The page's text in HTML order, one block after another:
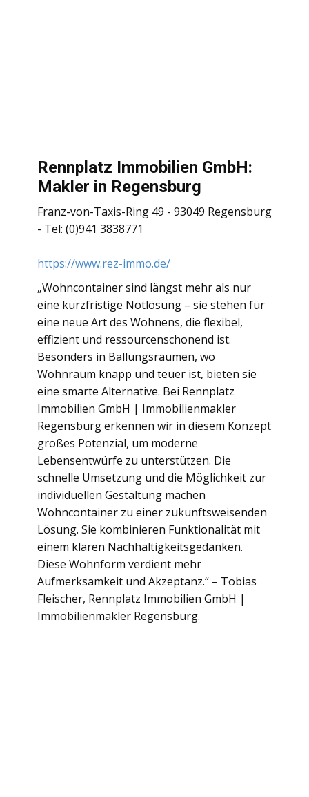
Rennplatz Immobilien GmbH:
Makler in Regensburg
Franz-von-Taxis-Ring 49 - 93049 Regensburg
- Tel: (0)941 3838771
https://www.rez-immo.de/
„Wohncontainer sind längst mehr als nur
eine kurzfristige Notlösung – sie stehen für
eine neue Art des Wohnens, die flexibel,
effizient und ressourcenschonend ist.
Besonders in Ballungsräumen, wo
Wohnraum knapp und teuer ist, bieten sie
eine smarte Alternative. Bei Rennplatz
Immobilien GmbH | Immobilienmakler
Regensburg erkennen wir in diesem Konzept
großes Potenzial, um moderne
Lebensentwürfe zu unterstützen. Die
schnelle Umsetzung und die Möglichkeit zur
individuellen Gestaltung machen
Wohncontainer zu einer zukunftsweisenden
Lösung. Sie kombinieren Funktionalität mit
einem klaren Nachhaltigkeitsgedanken.
Diese Wohnform verdient mehr
Aufmerksamkeit und Akzeptanz.“ – Tobias
Fleischer, Rennplatz Immobilien GmbH |
Immobilienmakler Regensburg.